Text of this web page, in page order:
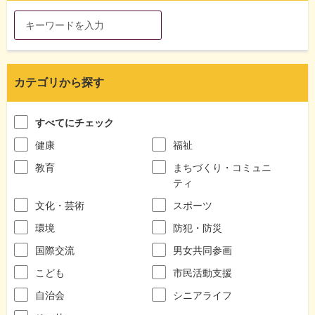
カテゴリから探す
すべてにチェック
健康
福祉
教育
まちづくり・コミュニ
ティ
文化・芸術
スポーツ
環境
防犯・防災
国際交流
男女共同参画
こども
市民活動支援
自治会
シニアライフ